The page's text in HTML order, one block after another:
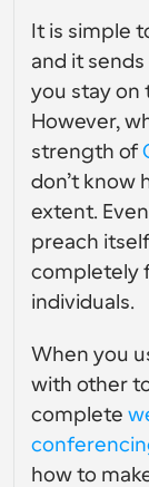
uso
Vendas
RH
Educação
Use os
Criar
Integre o
Loja de
Integre
Eventos
Agendar
Precisa
Consulte
Agende
Aceitar
It is simple
and it
you stay on
However,
strength of
don’t know
extent.
preach
completely
individuals.
When you
with other
complete
how to